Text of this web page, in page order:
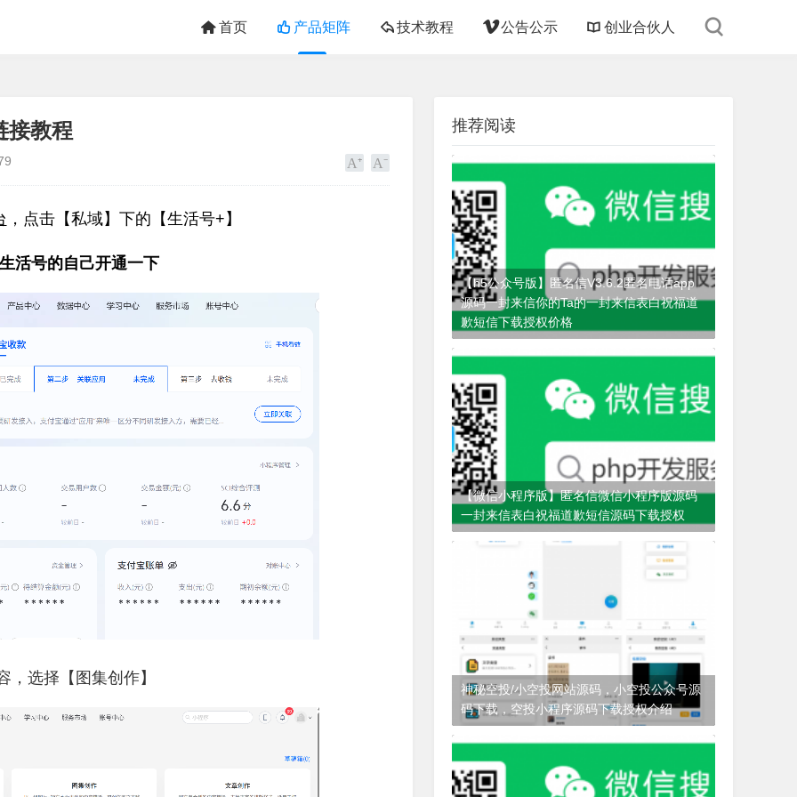
首页 产品矩阵 技术教程 公告公示 创业合伙人
接教程
，点击【私域】下的【生活号+】
活号的自己开通一下
，选择【图集创作】
推荐阅读
【h5公众号版】匿名信V3.6.2匿名电话app
源码一封来信你的Ta的一封来信表白祝福道
歉短信下载授权价格
【微信小程序版】匿名信微信小程序版源码
一封来信表白祝福道歉短信源码下载授权
3年前 (2022-08-25)
神秘空投/小空投网站源码，小空投公众号源
码下载，空投小程序源码下载授权介绍